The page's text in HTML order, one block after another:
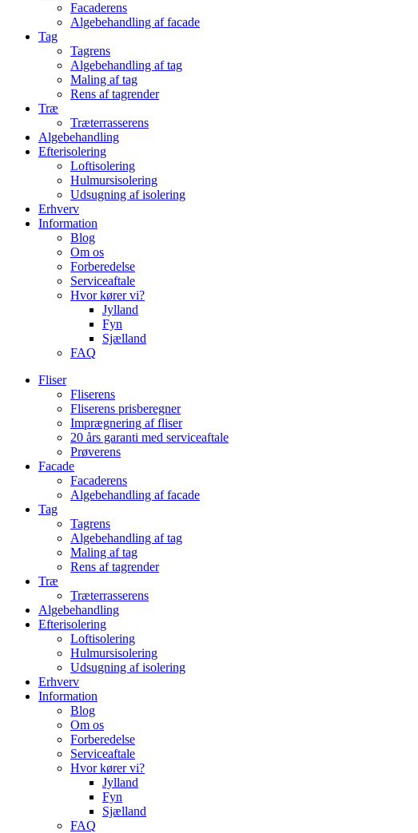
Facaderens
Algebehandling af facade
Tag
Tagrens
Algebehandling af tag
Maling af tag
Rens af tagrender
Træ
Træterrasserens
Algebehandling
Efterisolering
Loftisolering
Hulmursisolering
Udsugning af isolering
Erhverv
Information
Blog
Om os
Forberedelse
Serviceaftale
Hvor kører vi?
Jylland
Fyn
Sjælland
FAQ
Fliser
Fliserens
Fliserens prisberegner
Imprægnering af fliser
20 års garanti med serviceaftale
Prøverens
Facade
Facaderens
Algebehandling af facade
Tag
Tagrens
Algebehandling af tag
Maling af tag
Rens af tagrender
Træ
Træterrasserens
Algebehandling
Efterisolering
Loftisolering
Hulmursisolering
Udsugning af isolering
Erhverv
Information
Blog
Om os
Forberedelse
Serviceaftale
Hvor kører vi?
Jylland
Fyn
Sjælland
FAQ